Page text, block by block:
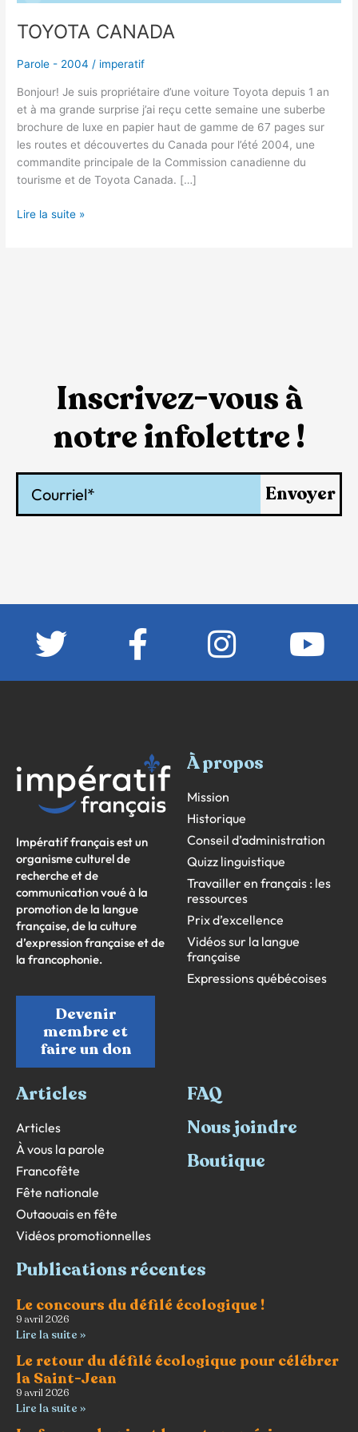
TOYOTA CANADA
Parole - 2004 / imperatif
Bonjour! Je suis propriétaire d’une voiture Toyota depuis 1 an
et à ma grande surprise j’ai reçu cette semaine une suberbe
brochure de luxe en papier haut de gamme de 67 pages sur
les routes et découvertes du Canada pour l’été 2004, une
commandite principale de la Commission canadienne du
tourisme et de Toyota Canada. […]
Lire la suite »
Inscrivez-vous à
notre infolettre !
Envoyer
Impératif français est un
organisme culturel de
recherche et de
communication voué à la
promotion de la langue
française, de la culture
d’expression française et de
la francophonie.
Devenir
membre et
faire un don
À propos
Mission
Historique
Conseil d’administration
Quizz linguistique
Travailler en français : les
ressources
Prix d’excellence
Vidéos sur la langue
française
Expressions québécoises
Articles
Articles
À vous la parole
Francofête
Fête nationale
Outaouais en fête
Vidéos promotionnelles
FAQ
Nous joindre
Boutique
Publications récentes
Le concours du défilé écologique !
9 avril 2026
Lire la suite »
Le retour du défilé écologique pour célébrer
la Saint-Jean
9 avril 2026
Lire la suite »